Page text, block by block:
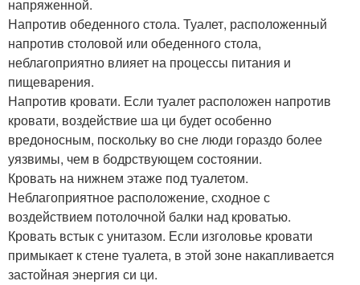
напряженной.
Напротив обеденного стола. Туалет, расположенный
напротив столовой или обеденного стола,
неблагоприятно влияет на процессы питания и
пищеварения.
Напротив кровати. Если туалет расположен напротив
кровати, воздействие ша ци будет особенно
вредоносным, поскольку во сне люди гораздо более
уязвимы, чем в бодрствующем состоянии.
Кровать на нижнем этаже под туалетом.
Неблагоприятное расположение, сходное с
воздействием потолочной балки над кроватью.
Кровать встык с унитазом. Если изголовье кровати
примыкает к стене туалета, в этой зоне накапливается
застойная энергия си ци.